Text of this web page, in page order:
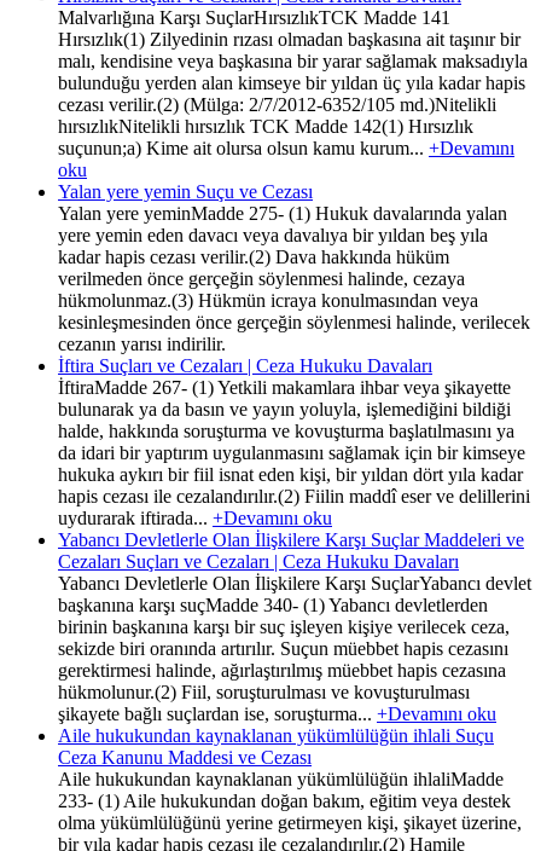
Malvarlığına Karşı SuçlarHırsızlıkTCK Madde 141
Hırsızlık(1) Zilyedinin rızası olmadan başkasına ait taşınır bir
malı, kendisine veya başkasına bir yarar sağlamak maksadıyla
bulunduğu yerden alan kimseye bir yıldan üç yıla kadar hapis
cezası verilir.(2) (Mülga: 2/7/2012-6352/105 md.)Nitelikli
hırsızlıkNitelikli hırsızlık TCK Madde 142(1) Hırsızlık
suçunun;a) Kime ait olursa olsun kamu kurum... +Devamını
oku
Yalan yere yemin Suçu ve Cezası
Yalan yere yeminMadde 275- (1) Hukuk davalarında yalan
yere yemin eden davacı veya davalıya bir yıldan beş yıla
kadar hapis cezası verilir.(2) Dava hakkında hüküm
verilmeden önce gerçeğin söylenmesi halinde, cezaya
hükmolunmaz.(3) Hükmün icraya konulmasından veya
kesinleşmesinden önce gerçeğin söylenmesi halinde, verilecek
cezanın yarısı indirilir.
İftira Suçları ve Cezaları | Ceza Hukuku Davaları
İftiraMadde 267- (1) Yetkili makamlara ihbar veya şikayette
bulunarak ya da basın ve yayın yoluyla, işlemediğini bildiği
halde, hakkında soruşturma ve kovuşturma başlatılmasını ya
da idari bir yaptırım uygulanmasını sağlamak için bir kimseye
hukuka aykırı bir fiil isnat eden kişi, bir yıldan dört yıla kadar
hapis cezası ile cezalandırılır.(2) Fiilin maddî eser ve delillerini
uydurarak iftirada... +Devamını oku
Yabancı Devletlerle Olan İlişkilere Karşı Suçlar Maddeleri ve
Cezaları Suçları ve Cezaları | Ceza Hukuku Davaları
Yabancı Devletlerle Olan İlişkilere Karşı SuçlarYabancı devlet
başkanına karşı suçMadde 340- (1) Yabancı devletlerden
birinin başkanına karşı bir suç işleyen kişiye verilecek ceza,
sekizde biri oranında artırılır. Suçun müebbet hapis cezasını
gerektirmesi halinde, ağırlaştırılmış müebbet hapis cezasına
hükmolunur.(2) Fiil, soruşturulması ve kovuşturulması
şikayete bağlı suçlardan ise, soruşturma... +Devamını oku
Aile hukukundan kaynaklanan yükümlülüğün ihlali Suçu
Ceza Kanunu Maddesi ve Cezası
Aile hukukundan kaynaklanan yükümlülüğün ihlaliMadde
233- (1) Aile hukukundan doğan bakım, eğitim veya destek
olma yükümlülüğünü yerine getirmeyen kişi, şikayet üzerine,
bir yıla kadar hapis cezası ile cezalandırılır.(2) Hamile